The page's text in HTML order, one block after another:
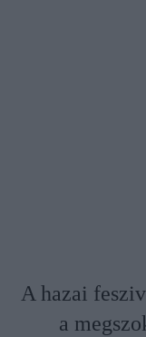
A hazai
a